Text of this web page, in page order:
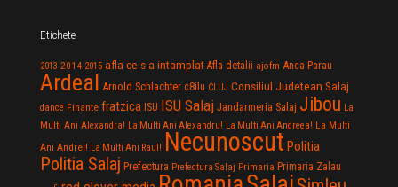
Etichete
2013 2014 2015 afla ce s-a intamplat Afla detalii ajofm Anca Parau
Ardeal Arnold Schlachter c8ilu CLUJ Consiliul Judetean Salaj
dance Finante fratzica ISU ISU Salaj Jandarmeria Salaj Jibou La
Multi Ani Alexandra! La Multi Ani Alexandru! La Multi Ani Andreea! La Multi
Ani Andrei! La Multi Ani Raul! Necunoscut Politia
Politia Salaj Prefectura Prefectura Salaj Primaria Primaria Zalau